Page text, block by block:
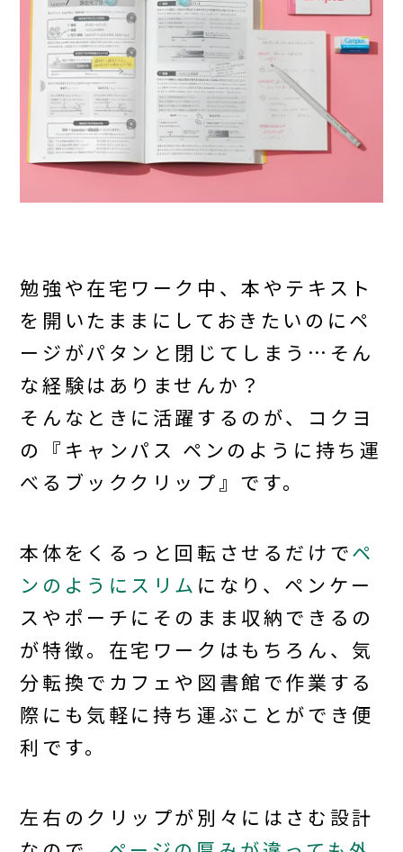
勉強や在宅ワーク中、本やテキスト
を開いたままにしておきたいのにペ
ージがパタンと閉じてしまう…そん
な経験はありませんか？
そんなときに活躍するのが、コクヨ
の『キャンパス ペンのように持ち運
べるブッククリップ』です。
本体をくるっと回転させるだけでペ
ンのようにスリム になり、ペンケー
スやポーチにそのまま収納できるの
が特徴。在宅ワークはもちろん、気
分転換でカフェや図書館で作業する
際にも気軽に持ち運ぶことができ便
利です。
左右のクリップが別々にはさむ設計